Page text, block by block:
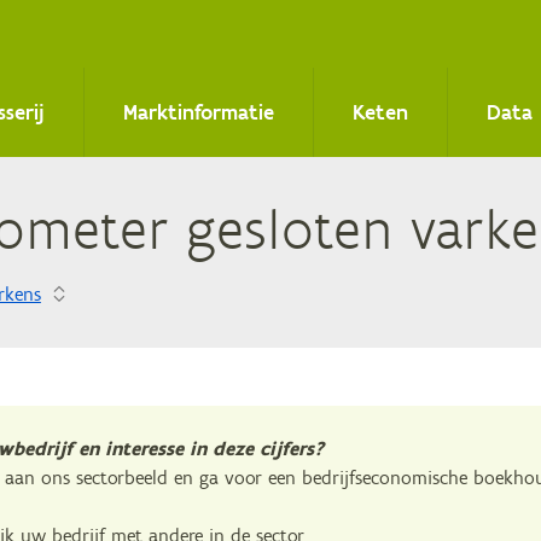
Marktinformatie Keten Data
ge­slo­ten
en interesse in deze cijfers?
aan ons sectorbeeld en ga voor een bedrijfseconomische
uw bedrijf met andere in de sector